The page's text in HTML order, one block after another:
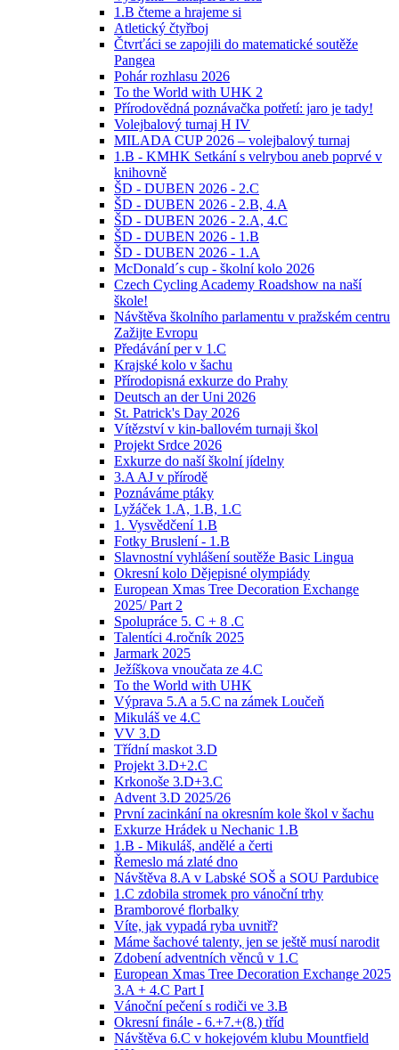
1.B čteme a hrajeme si
Atletický čtyřboj
Čtvrťáci se zapojili do matematické soutěže
Pangea
Pohár rozhlasu 2026
To the World with UHK 2
Přírodovědná poznávačka potřetí: jaro je tady!
Volejbalový turnaj H IV
MILADA CUP 2026 – volejbalový turnaj
1.B - KMHK Setkání s velrybou aneb poprvé v
knihovně
ŠD - DUBEN 2026 - 2.C
ŠD - DUBEN 2026 - 2.B, 4.A
ŠD - DUBEN 2026 - 2.A, 4.C
ŠD - DUBEN 2026 - 1.B
ŠD - DUBEN 2026 - 1.A
McDonald´s cup - školní kolo 2026
Czech Cycling Academy Roadshow na naší
škole!
Návštěva školního parlamentu v pražském centru
Zažijte Evropu
Předávání per v 1.C
Krajské kolo v šachu
Přírodopisná exkurze do Prahy
Deutsch an der Uni 2026
St. Patrick's Day 2026
Vítězství v kin-ballovém turnaji škol
Projekt Srdce 2026
Exkurze do naší školní jídelny
3.A AJ v přírodě
Poznáváme ptáky
Lyžáček 1.A, 1.B, 1.C
1. Vysvědčení 1.B
Fotky Bruslení - 1.B
Slavnostní vyhlášení soutěže Basic Lingua
Okresní kolo Dějepisné olympiády
European Xmas Tree Decoration Exchange
2025/ Part 2
Spolupráce 5. C + 8 .C
Talentíci 4.ročník 2025
Jarmark 2025
Ježíškova vnoučata ze 4.C
To the World with UHK
Výprava 5.A a 5.C na zámek Loučeň
Mikuláš ve 4.C
VV 3.D
Třídní maskot 3.D
Projekt 3.D+2.C
Krkonoše 3.D+3.C
Advent 3.D 2025/26
První zacinkání na okresním kole škol v šachu
Exkurze Hrádek u Nechanic 1.B
1.B - Mikuláš, andělé a čerti
Řemeslo má zlaté dno
Návštěva 8.A v Labské SOŠ a SOU Pardubice
1.C zdobila stromek pro vánoční trhy
Bramborové florbalky
Víte, jak vypadá ryba uvnitř?
Máme šachové talenty, jen se ještě musí narodit
Zdobení adventních věnců v 1.C
European Xmas Tree Decoration Exchange 2025
3.A + 4.C Part I
Vánoční pečení s rodiči ve 3.B
Okresní finále - 6.+7.+(8.) tříd
Návštěva 6.C v hokejovém klubu Mountfield